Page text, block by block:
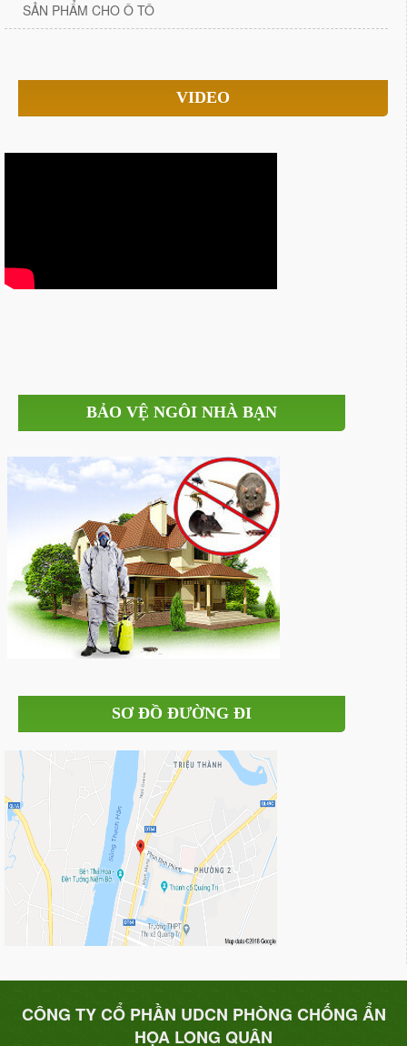
SẢN PHẨM CHO Ô TÔ
VIDEO
BẢO VỆ NGÔI NHÀ BẠN
SƠ ĐỒ ĐƯỜNG ĐI
CÔNG TY CỔ PHẦN UDCN PHÒNG CHỐNG ẨN
HỌA LONG QUÂN